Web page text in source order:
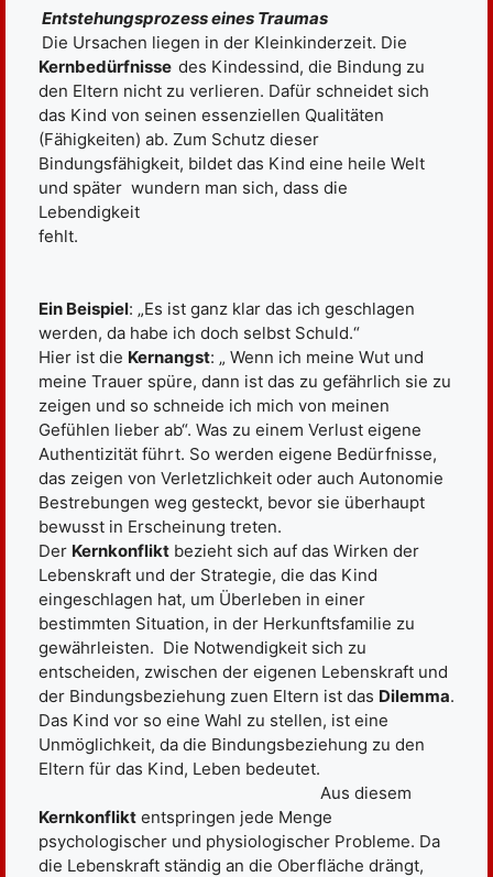
Entstehungsprozess eines Traumas
Die Ursachen liegen in der Kleinkinderzeit. Die
Kernbedürfnisse des Kindessind, die Bindung zu
den Eltern nicht zu verlieren. Dafür schneidet sich
das Kind von seinen essenziellen Qualitäten
(Fähigkeiten) ab. Zum Schutz dieser
Bindungsfähigkeit, bildet das Kind eine heile Welt
und später wundern man sich, dass die
Lebendigkeit
fehlt.
Ein Beispiel: „Es ist ganz klar das ich geschlagen
werden, da habe ich doch selbst Schuld.“
Hier ist die Kernangst: „ Wenn ich meine Wut und
meine Trauer spüre, dann ist das zu gefährlich sie zu
zeigen und so schneide ich mich von meinen
Gefühlen lieber ab“. Was zu einem Verlust eigene
Authentizität führt. So werden eigene Bedürfnisse,
das zeigen von Verletzlichkeit oder auch Autonomie
Bestrebungen weg gesteckt, bevor sie überhaupt
bewusst in Erscheinung treten.
Der Kernkonflikt bezieht sich auf das Wirken der
Lebenskraft und der Strategie, die das Kind
eingeschlagen hat, um Überleben in einer
bestimmten Situation, in der Herkunftsfamilie zu
gewährleisten. Die Notwendigkeit sich zu
entscheiden, zwischen der eigenen Lebenskraft und
der Bindungsbeziehung zuen Eltern ist das Dilemma.
Das Kind vor so eine Wahl zu stellen, ist eine
Unmöglichkeit, da die Bindungsbeziehung zu den
Eltern für das Kind, Leben bedeutet.
Aus diesem
Kernkonflikt entspringen jede Menge
psychologischer und physiologischer Probleme. Da
die Lebenskraft ständig an die Oberfläche drängt,